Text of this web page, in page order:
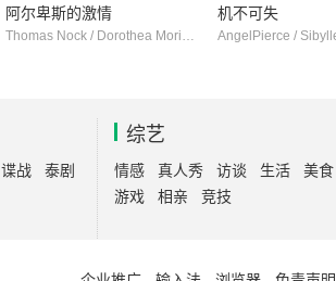
阿尔卑斯的激情
Thomas Nock / Dorothea Moritz / Johanna Lier
机不可失
谍战
泰剧
综艺
情感 真人秀 访谈 生活
美食
游戏
相亲 竞技